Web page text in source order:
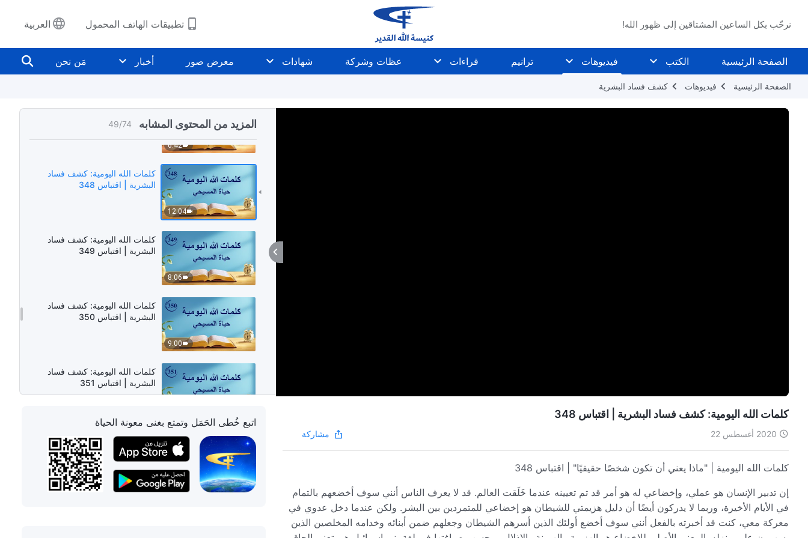
نرحّب بكل الساعين المشتاقين إلى ظهور الله! تطبيقات الهاتف المحمول العربية
الصفحة الرئيسية الكتب فيديوهات ترانيم قراءات عظات وشركة شهادات معرض صور أخبار مَن نحن
الصفحة الرئيسية فيديوهات كشف فساد البشرية
المزيد من المحتوى المشابه 49/74
البشرية | اقتباس 346
6:42
كلمات الله اليومية: كشف فساد
البشرية | اقتباس 347
12:04
كلمات الله اليومية: كشف فساد
البشرية | اقتباس 348
8:06
كلمات الله اليومية: كشف فساد
البشرية | اقتباس 349
9:00
كلمات الله اليومية: كشف فساد
البشرية | اقتباس 350
كلمات الله اليومية: كشف فساد
البشرية | اقتباس 351
11:13
كلمات الله اليومية: كشف فساد
البشرية | اقتباس 352
كلمات الله اليومية: كشف فساد البشرية | اقتباس 348
2020 أغسطس 22 مشاركة
كلمات الله اليومية | "ماذا يعني أن تكون شخصًا حقيقيًا" | اقتباس 348
إن تدبير الإنسان هو عملي، وإخضاعي له هو أمر قد تم تعيينه عندما خَلَقت العالم. قد لا يعرف الناس أنني سوف أخضعهم بالتمام
في الأيام الأخيرة، وربما لا يدركون أيضًا أن دليل هزيمتي للشيطان هو إخضاعي للمتمردين بين البشر. ولكن عندما دخل عدوي في
معركة معي، كنت قد أخبرته بالفعل أنني سوف أخضع أولئك الذين أسرهم الشيطان وجعلهم ضمن أبنائه وخدامه المخلصين الذين
اتبع خُطى الحَمَل وتمتع بغنى معونة الحياة